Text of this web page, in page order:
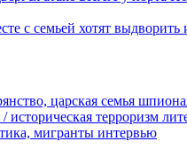
с семьей хотят выдворить
царская семья
историческая терроризм
мигранты интервью